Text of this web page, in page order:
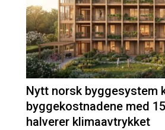
Nytt norsk byggesystem
byggekostnadene med
halverer klimaavtrykket